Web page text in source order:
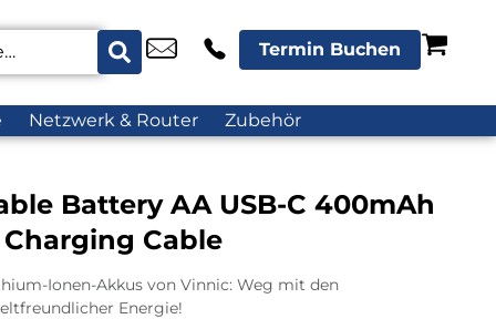
Termin Buchen
Netzwerk & Router Zubehör
Battery AA USB-C 400mAh
Cable
Ionen-Akkus von Vinnic: Weg mit den
Energie!